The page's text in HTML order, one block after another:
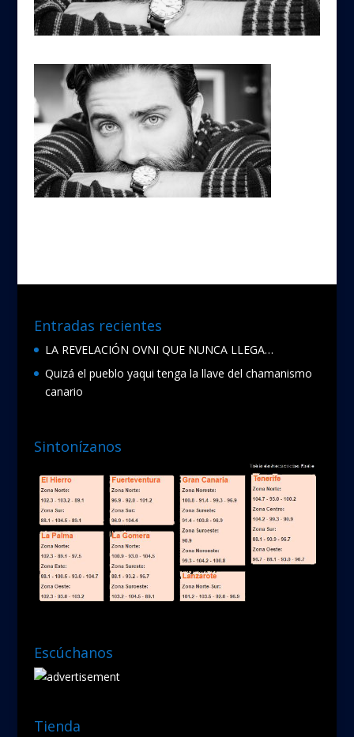
Entradas recientes
LA REVELACIÓN OVNI QUE NUNCA LLEGA…
Quizá el pueblo yaqui tenga la llave del chamanismo
canario
Sintonízanos
Escúchanos
Tienda